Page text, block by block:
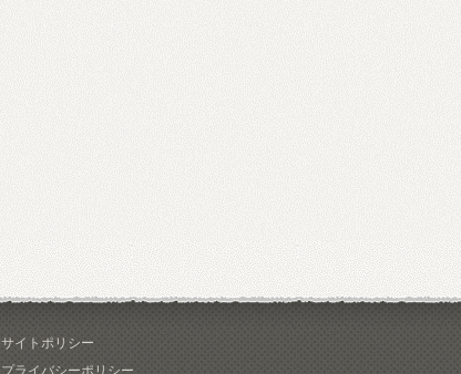
サイトポリシー
プライバシーポリシー